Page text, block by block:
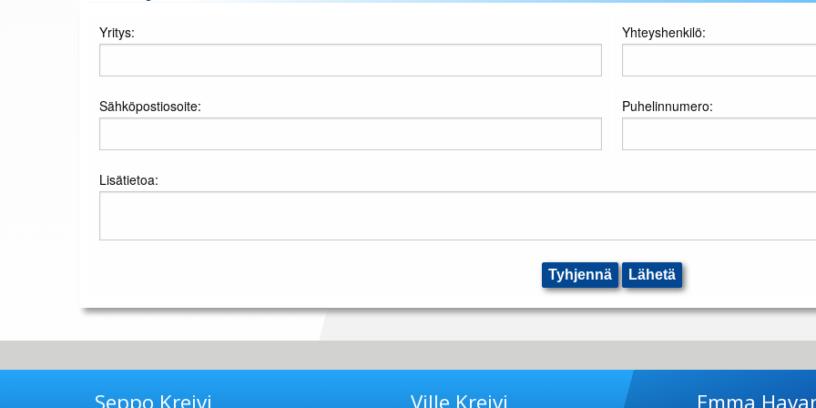
Yritys: Yhteyshenkilö:
Sähköpostiosoite: Puhelinnumero:
Lisätietoa:
Tyhjennä Lähetä
Seppo Kreivi Ville Kreivi Emma